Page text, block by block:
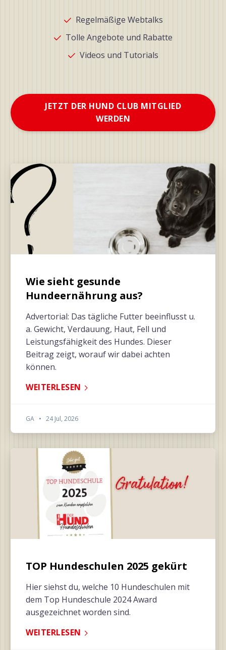
Regelmäßige Webtalks
Tolle Angebote und Rabatte
Videos und Tutorials
JETZT DER HUND CLUB MITGLIED
WERDEN
Wie sieht gesunde
Hundeernährung aus?
Advertorial: Das tägliche Futter beeinflusst u.
a. Gewicht, Verdauung, Haut, Fell und
Leistungsfähigkeit des Hundes. Dieser
Beitrag zeigt, worauf wir dabei achten
können.
WEITERLESEN
GA • 24 Jul, 2026
TOP Hundeschulen 2025 gekürt
Hier siehst du, welche 10 Hundeschulen mit
dem Top Hundeschule 2024 Award
ausgezeichnet worden sind.
WEITERLESEN